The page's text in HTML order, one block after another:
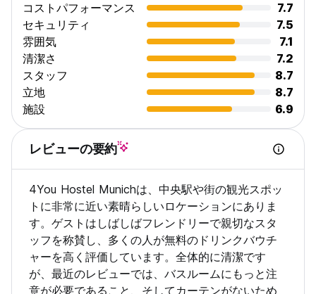
3PMよりも前に到着された場合、空きスペースがあれば当施設の
無料荷物預かり室にてお預かりいたします。また、追加料金で安
全なプライベート ロッカーをご利用いただけます。この機会を利
用してミュンヘン周辺を散歩してはいかがでしょうか。散歩する
体力が残っていない場合は、チェックイン時間まで当施設の新し
い休憩室でお休みいただけます。
年齢制限、門限、閉め出し、厳しいルールはございません!ようこ
そ我が家へ!
ご予約前に、下記の「その他注意事項」をお読みください。
コストパフォーマンス
7.7
セキュリティ
7.5
雰囲気
7.1
清潔さ
7.2
スタッフ
8.7
立地
8.7
施設
6.9
レビューの要約
4You Hostel Munichは、中央駅や街の観光スポッ
トに非常に近い素晴らしいロケーションにありま
す。ゲストはしばしばフレンドリーで親切なスタ
ッフを称賛し、多くの人が無料のドリンクバウチ
ャーを高く評価しています。全体的に清潔です
が、最近のレビューでは、バスルームにもっと注
意が必要であること、そしてカーテンがないため